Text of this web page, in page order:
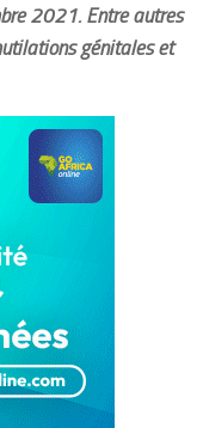
2021. Entre autres
génitales et